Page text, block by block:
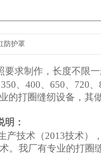
防护罩
要求制作，长度不限
、400、650、720
的打圈缝纫设备，
明：
产技术（2013技术）
。我厂有专业的打圈